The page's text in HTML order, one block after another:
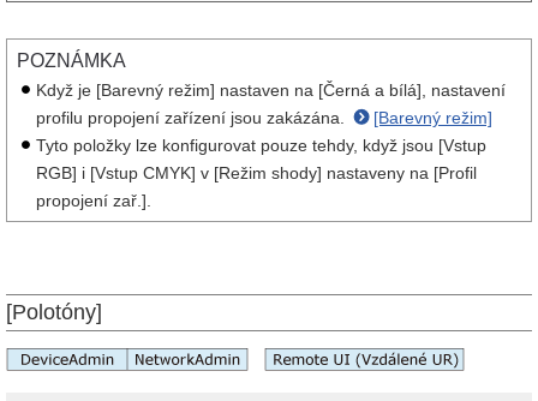
POZNÁMKA
Když je [Barevný režim] nastaven na [Černá a bílá], nastavení
profilu propojení zařízení jsou zakázána.
[Barevný režim]
Tyto položky lze konfigurovat pouze tehdy, když jsou [Vstup
RGB] i [Vstup CMYK] v [Režim shody] nastaveny na [Profil
propojení zař.].
[Polotóny]